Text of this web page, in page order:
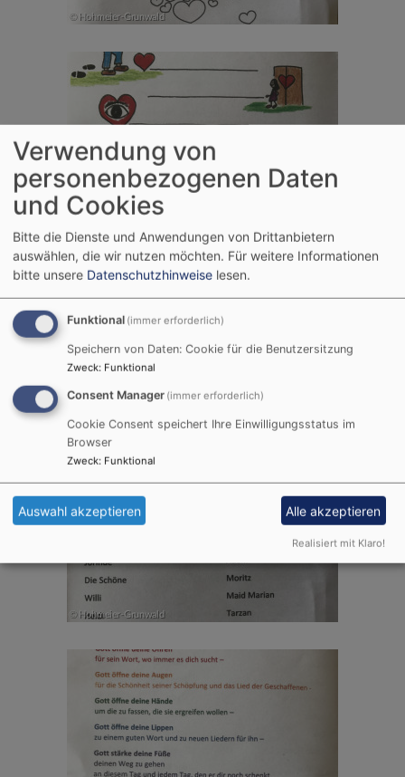
Verwendung von
personenbezogenen Daten
und Cookies
Bitte die Dienste und Anwendungen von Drittanbietern
auswählen, die wir nutzen möchten. Für weitere Informationen
bitte unsere Datenschutzhinweise lesen.
Funktional (immer erforderlich)
Speichern von Daten: Cookie für die Benutzersitzung
Zweck: Funktional
Consent Manager (immer erforderlich)
Cookie Consent speichert Ihre Einwilligungsstatus im
Browser
Zweck: Funktional
Auswahl akzeptieren Alle akzeptieren
Realisiert mit Klaro!